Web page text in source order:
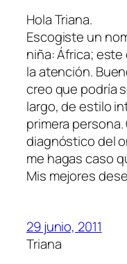
Hola Triana.
Escogiste un
niña: África;
la atención.
creo que podría
largo, de estilo
primera
diagnóstico del
me hagas caso
Mis mejores
29 junio, 2011
Triana